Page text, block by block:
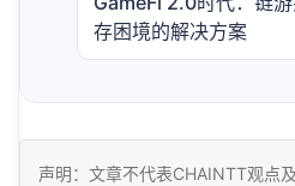
存困境的解决方案
声明：文章不代表CHAINTT观点